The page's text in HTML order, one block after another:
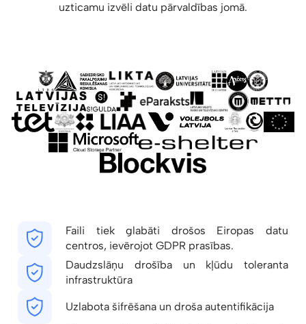
uzticamu izvēli datu pārvaldības jomā.
Faili tiek glabāti drošos Eiropas datu
centros, ievērojot GDPR prasības.
Daudzslāņu drošība un kļūdu toleranta
infrastruktūra
Uzlabota šifrēšana un droša autentifikācija